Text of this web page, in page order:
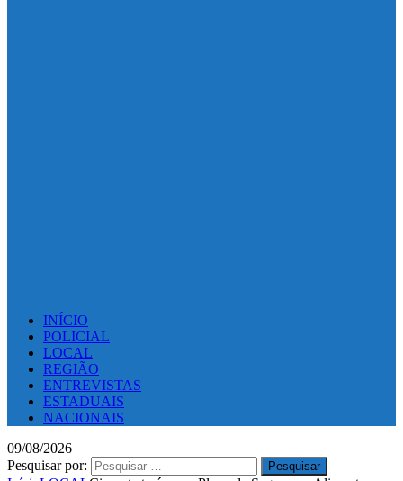
INÍCIO
POLICIAL
LOCAL
REGIÃO
ENTREVISTAS
ESTADUAIS
NACIONAIS
09/08/2026
Pesquisar por: